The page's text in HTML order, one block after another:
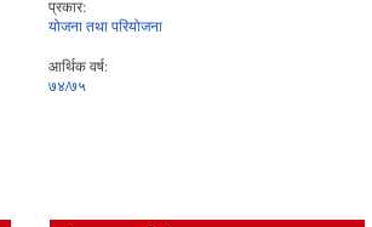
प्रकार:
योजना तथा परियोजना
आर्थिक वर्ष:
७४/७५